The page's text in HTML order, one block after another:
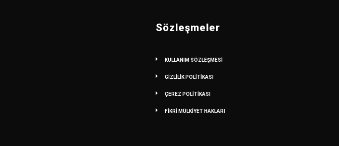
Sözleşmeler
KULLANIM SÖZLEŞMESİ
GİZLİLİK POLİTİKASI
ÇEREZ POLİTİKASI
FİKRİ MÜLKİYET HAKLARI